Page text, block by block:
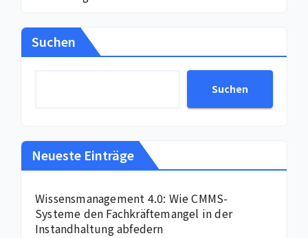
Suchen
Suchen
Neueste Einträge
Wissensmanagement 4.0: Wie CMMS-
Systeme den Fachkräftemangel in der
Instandhaltung abfedern